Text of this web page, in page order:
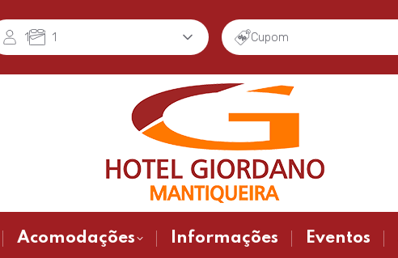
1 1 Cupom
Acomodações Informações Eventos